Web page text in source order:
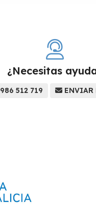
¿Necesitas
986 512 719 ENVIAR